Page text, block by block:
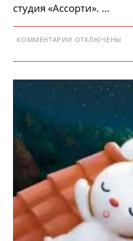
студия «Ассорти». …
КОММЕНТАРИИ К
ПРО
–
СКАЗОЧНОЕ
ЛЕТО
ОТКЛЮЧЕНЫ